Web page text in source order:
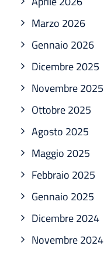
Marzo 2026
Gennaio 2026
Dicembre 2025
Novembre 2025
Ottobre 2025
Agosto 2025
Maggio 2025
Febbraio 2025
Gennaio 2025
Dicembre 2024
Novembre 2024